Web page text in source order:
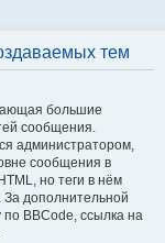
тем
большие
сообщения.
администратором,
сообщения в
но теги в нём
За дополнительной
BBCode, ссылка на